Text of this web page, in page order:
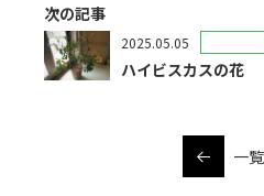
次の記事
2025.05.05
ハイビスカスの花
一